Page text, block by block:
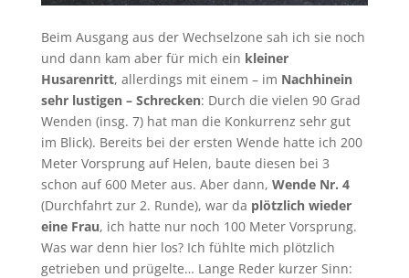
Beim Ausgang aus der Wechselzone sah ich sie noch
und dann kam aber für mich ein kleiner
Husarenritt, allerdings mit einem – im Nachhinein
sehr lustigen – Schrecken: Durch die vielen 90 Grad
Wenden (insg. 7) hat man die Konkurrenz sehr gut
im Blick). Bereits bei der ersten Wende hatte ich 200
Meter Vorsprung auf Helen, baute diesen bei 3
schon auf 600 Meter aus. Aber dann, Wende Nr. 4
(Durchfahrt zur 2. Runde), war da plötzlich wieder
eine Frau, ich hatte nur noch 100 Meter Vorsprung.
Was war denn hier los? Ich fühlte mich plötzlich
getrieben und prügelte… Lange Reder kurzer Sinn: